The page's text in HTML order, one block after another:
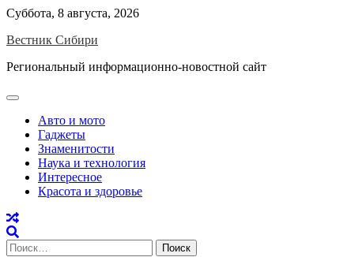
Skip
content
Суббота, 8 августа, 2026
Вестник Сибири
Региональный информационно-новостной сайт
Авто и мото
Гаджеты
Знаменитости
Наука и технология
Интересное
Красота и здоровье
Найти: